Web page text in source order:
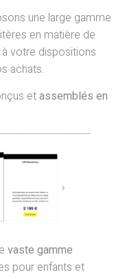
une large gamme
en matière de
votre dispositions
achats.
etassemblés en
vaste gamme
pour enfants et